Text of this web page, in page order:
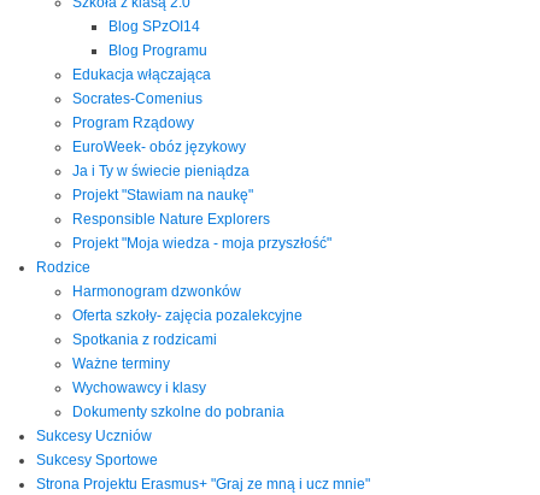
Blog SPzOI14
Blog Programu
Edukacja włączająca
Socrates-Comenius
Program Rządowy
EuroWeek- obóz językowy
Ja i Ty w świecie pieniądza
Projekt "Stawiam na naukę"
Responsible Nature Explorers
Projekt "Moja wiedza - moja przyszłość"
Rodzice
Harmonogram dzwonków
Oferta szkoły- zajęcia pozalekcyjne
Spotkania z rodzicami
Ważne terminy
Wychowawcy i klasy
Dokumenty szkolne do pobrania
Sukcesy Uczniów
Sukcesy Sportowe
Strona Projektu Erasmus+ "Graj ze mną i ucz mnie"